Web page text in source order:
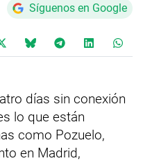
Síguenos en Google
días sin conexión
lo que están
como Pozuelo,
en Madrid,